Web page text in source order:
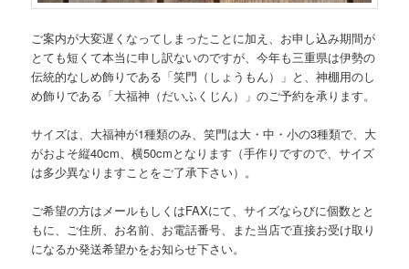
ご案内が大変遅くなってしまったことに加え、お申し込み期間が
とても短くて本当に申し訳ないのですが、今年も三重県は伊勢の
伝統的なしめ飾りである「笑門（しょうもん）」と、神棚用のし
め飾りである「大福神（だいふくじん）」のご予約を承ります。
サイズは、大福神が1種類のみ、笑門は大・中・小の3種類で、大
がおよそ縦40cm、横50cmとなります（手作りですので、サイズ
は多少異なりますことをご了承下さい）。
ご希望の方はメールもしくはFAXにて、サイズならびに個数とと
もに、ご住所、お名前、お電話番号、また当店で直接お受け取り
になるか発送希望かをお知らせ下さい。